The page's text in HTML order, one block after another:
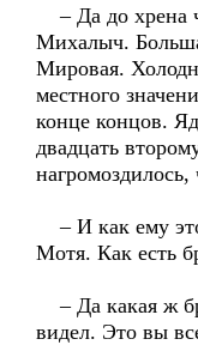
– Да до хрена
Михалыч.
Мировая.
местного
конце концов.
двадцать
– И как ему
Мотя. Как есть
– Да какая ж
видел. Это вы